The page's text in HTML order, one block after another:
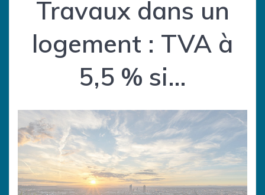
Travaux dans un
logement : TVA à
5,5 % si…